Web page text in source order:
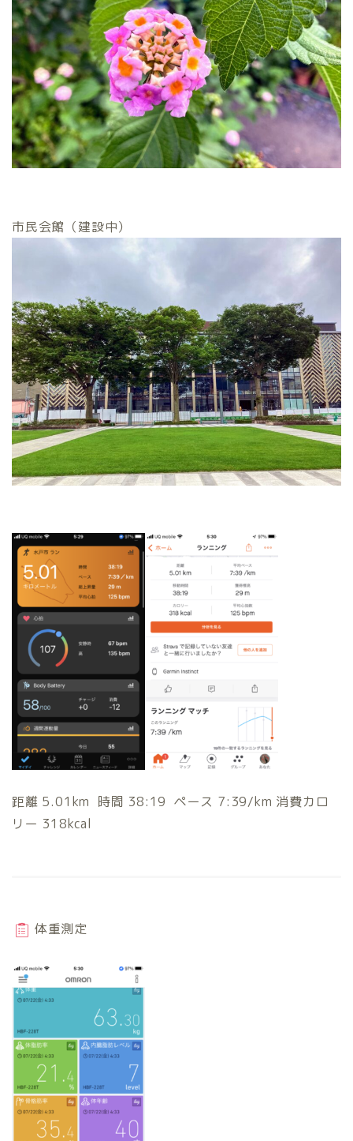
市民会館（建設中）
距離 5.01km 時間 38:19 ペース 7:39/km 消費カロ
リー 318kcal
体重測定